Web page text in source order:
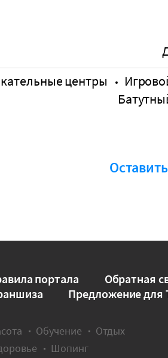
центры
портала Обратная
Предложение для
Обучение
Отдых
Шопинг